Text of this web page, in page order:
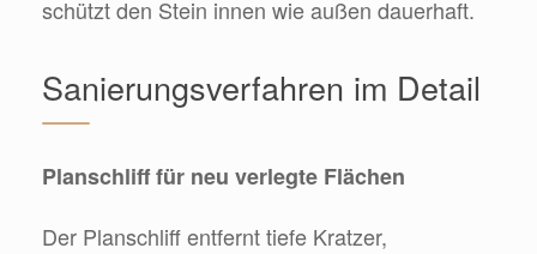
schützt den Stein innen wie außen dauerhaft.
Sanierungsverfahren im Detail
Planschliff für neu verlegte Flächen
Der Planschliff entfernt tiefe Kratzer,